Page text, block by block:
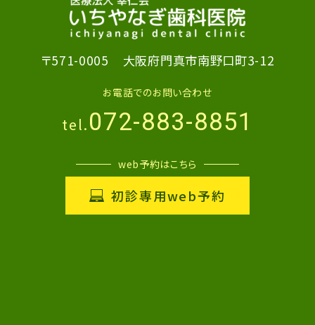
〒571-0005 大阪府門真市南野口町3-12
お電話でのお問い合わせ
tel.072-883-8851
web予約はこちら
初診専用web予約